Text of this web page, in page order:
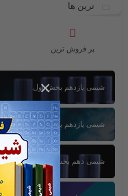
×
ترین ها
پر فروش ترین
شیمی یازدهم بخش اول
شیمی یازدهم بخش سوم
شیمی دهم بخش اول